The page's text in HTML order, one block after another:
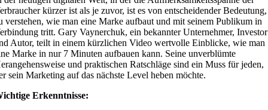
kürzer ist als je zuvor, ist es von entscheidender Bedeutung,
verstehen, wie man eine Marke aufbaut und mit seinem Publikum in
tritt. Gary Vaynerchuk, ein bekannter Unternehmer, Investor
Autor, teilt in einem kürzlichen Video wertvolle Einblicke, wie man
Marke in nur 7 Minuten aufbauen kann. Seine unverblümte
und praktischen Ratschläge sind ein Muss für jeden,
sein Marketing auf das nächste Level heben möchte.
Erkenntnisse: